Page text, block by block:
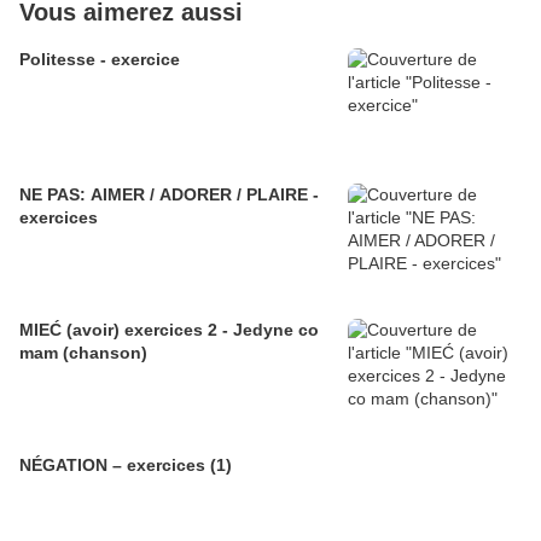
Vous aimerez aussi
Politesse - exercice
NE PAS: AIMER / ADORER / PLAIRE -
exercices
MIEĆ (avoir) exercices 2 - Jedyne co
mam (chanson)
NÉGATION – exercices (1)